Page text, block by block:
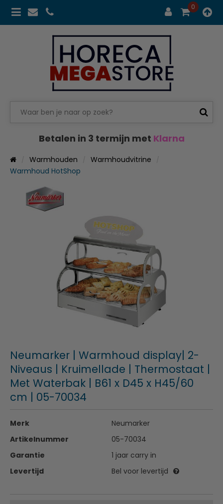
0
Betalen in 3 termijn met Klarna
Warmhouden
Warmhoudvitrine
Warmhoud HotShop
Neumarker | Warmhoud display| 2-
Niveaus | Kruimellade | Thermostaat |
Met Waterbak | B61 x D45 x H45/60
cm | 05-70034
Merk
Neumarker
Artikelnummer
05-70034
Garantie
1 jaar carry in
Levertijd
Bel voor levertijd